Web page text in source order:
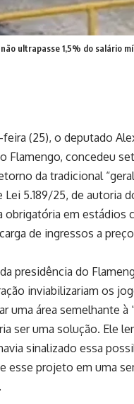
ultrapasse 1,5% do salário
(25), o deputado
Flamengo, concedeu
da tradicional
5.189/25, de autoria
em estádios
de ingressos a
presidência do
inviabilizariam os
uma área semelhante à
ser uma solução. Ele
sinalizado essa
esse projeto em uma